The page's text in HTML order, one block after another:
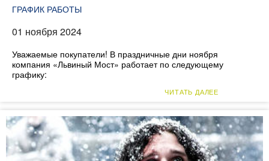
ГРАФИК РАБОТЫ
01 ноября 2024
Уважаемые покупатели! В праздничные дни ноября
компания «Львиный Мост» работает по следующему
графику:
ЧИТАТЬ ДАЛЕЕ